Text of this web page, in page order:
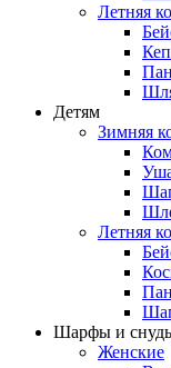
Летняя
Детям
Зимняя
Летняя
Шарфы и
Женские